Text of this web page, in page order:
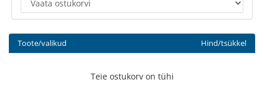
Toote/valikud Hind/tsükkel
Teie ostukorv on tühi